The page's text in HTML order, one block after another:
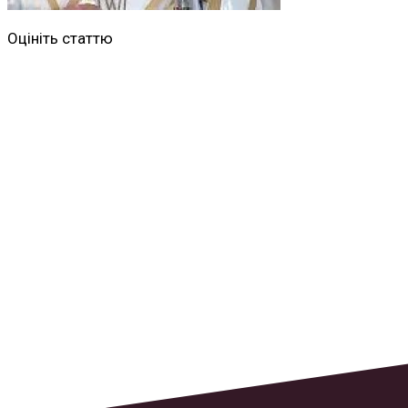
Оцініть статтю